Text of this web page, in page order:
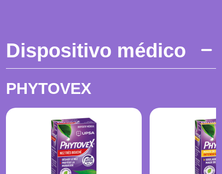
Dispositivo médico
PHYTOVEX